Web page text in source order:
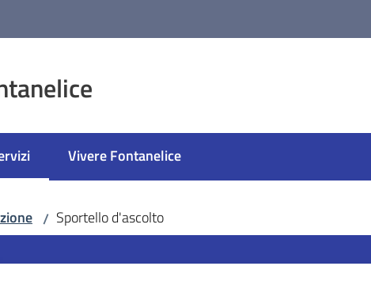
selezionatoVivere Fontanelice
/ Sportello d'ascolto